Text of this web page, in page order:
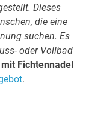
Dieses
die eine
suchen. Es
oder Vollbad
Fichtennadel
.